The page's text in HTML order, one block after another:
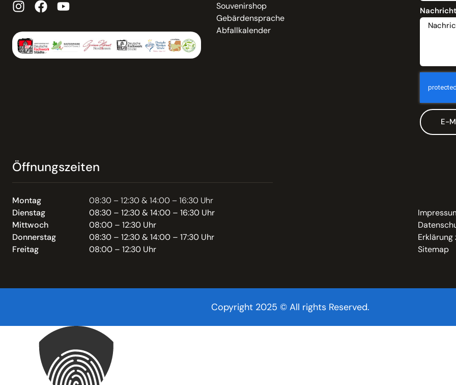
Souvenirshop
Gebärdensprache
Abfallkalender
E-
Öffnungszeiten
Montag
08:30 – 12:30 & 14:00 – 16:30 Uhr
Dienstag
08:30 – 12:30 & 14:00 – 16:30 Uhr
Mittwoch
08:00 – 12:30 Uhr
Donnerstag
08:30 – 12:30 & 14:00 – 17:30 Uhr
Freitag
08:00 – 12:30 Uhr
Sitemap
Copyright 2025 © All rights Reserved.